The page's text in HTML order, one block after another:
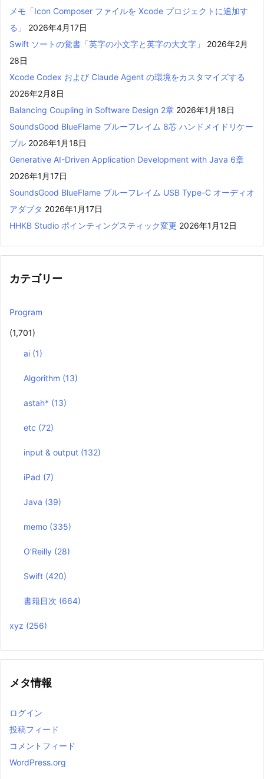
メモ「Icon Composer ファイルを Xcode プロジェクトに追加す
る」
2026年4月17日
Swift ソートの覚書「英字の小文字と英字の大文字」
2026年2月
28日
Xcode Codex および Claude Agent の環境をカスタマイズする
2026年2月8日
Balancing Coupling in Software Design 2章 2026年1月18日
SoundsGood BlueFlame ブルーフレイム 8芯 ハンドメイドリケー
ブル 2026年1月18日
Generative AI-Driven Application Development with Java 6章
2026年1月17日
SoundsGood BlueFlame ブルーフレイム USB Type-C オーディオ
アダプタ 2026年1月17日
HHKB Studio ポインティングスティック変更 2026年1月12日
カテゴリー
Program
(1,701)
ai (1)
Algorithm (13)
astah* (13)
etc (72)
input & output (132)
iPad (7)
Java (39)
memo (335)
O’Reilly (28)
Swift (420)
書籍目次 (664)
xyz (256)
メタ情報
ログイン
投稿フィード
コメントフィード
WordPress.org